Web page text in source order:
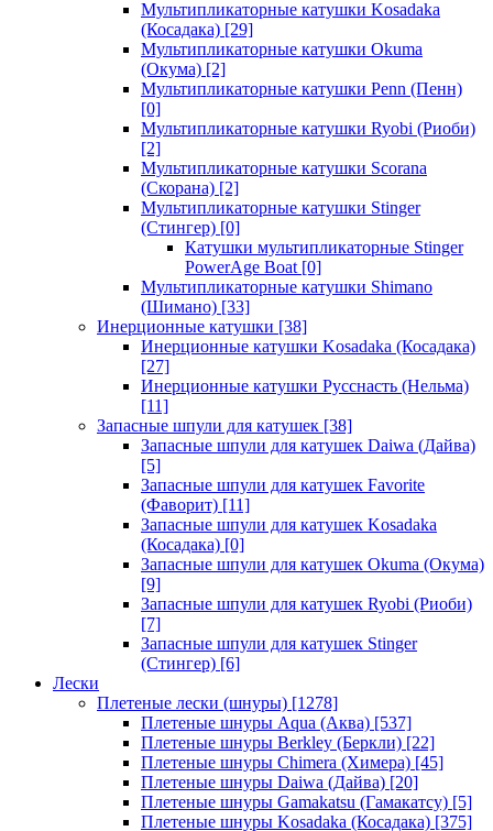
Мультипликаторные катушки Kosadaka
(Косадака) [29]
Мультипликаторные катушки Okuma
(Окума) [2]
Мультипликаторные катушки Penn (Пенн)
[0]
Мультипликаторные катушки Ryobi (Риоби)
[2]
Мультипликаторные катушки Scorana
(Скорана) [2]
Мультипликаторные катушки Stinger
(Стингер) [0]
Катушки мультипликаторные Stinger
PowerAge Boat [0]
Мультипликаторные катушки Shimano
(Шимано) [33]
Инерционные катушки [38]
Инерционные катушки Kosadaka (Косадака)
[27]
Инерционные катушки Русснасть (Нельма)
[11]
Запасные шпули для катушек [38]
Запасные шпули для катушек Daiwa (Дайва)
[5]
Запасные шпули для катушек Favorite
(Фаворит) [11]
Запасные шпули для катушек Kosadaka
(Косадака) [0]
Запасные шпули для катушек Okuma (Окума)
[9]
Запасные шпули для катушек Ryobi (Риоби)
[7]
Запасные шпули для катушек Stinger
(Стингер) [6]
Лески
Плетеные лески (шнуры) [1278]
Плетеные шнуры Aqua (Аква) [537]
Плетеные шнуры Berkley (Беркли) [22]
Плетеные шнуры Chimera (Химера) [45]
Плетеные шнуры Daiwa (Дайва) [20]
Плетеные шнуры Gamakatsu (Гамакатсу) [5]
Плетеные шнуры Kosadaka (Косадака) [375]